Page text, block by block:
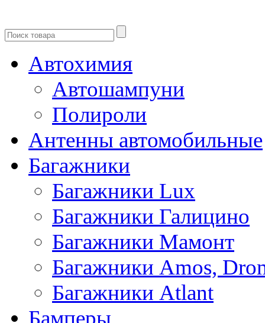
Автохимия
Автошампуни
Полироли
Антенны автомобильные
Багажники
Багажники Lux
Багажники Галицино
Багажники Мамонт
Багажники Amos,
Багажники Atlant
Бамперы